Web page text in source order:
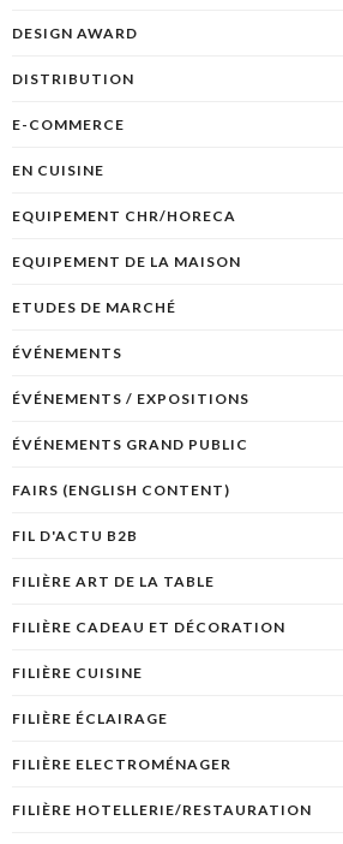
DESIGN AWARD
DISTRIBUTION
E-COMMERCE
EN CUISINE
EQUIPEMENT CHR/HORECA
EQUIPEMENT DE LA MAISON
ETUDES DE MARCHÉ
ÉVÉNEMENTS
ÉVÉNEMENTS / EXPOSITIONS
ÉVÉNEMENTS GRAND PUBLIC
FAIRS (ENGLISH CONTENT)
FIL D'ACTU B2B
FILIÈRE ART DE LA TABLE
FILIÈRE CADEAU ET DÉCORATION
FILIÈRE CUISINE
FILIÈRE ÉCLAIRAGE
FILIÈRE ELECTROMÉNAGER
FILIÈRE HOTELLERIE/RESTAURATION